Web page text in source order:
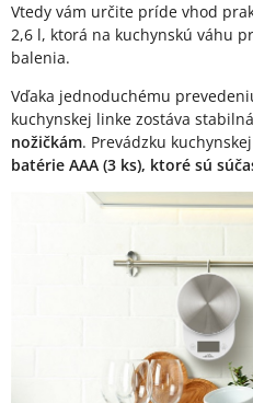
Vtedy vám určite príde vhod
2,6 l, ktorá na kuchynskú váhu
balenia.
Vďaka jednoduchému
kuchynskej linke zostáva
nožičkám. Prevádzku
batérie AAA (3 ks), ktoré sú